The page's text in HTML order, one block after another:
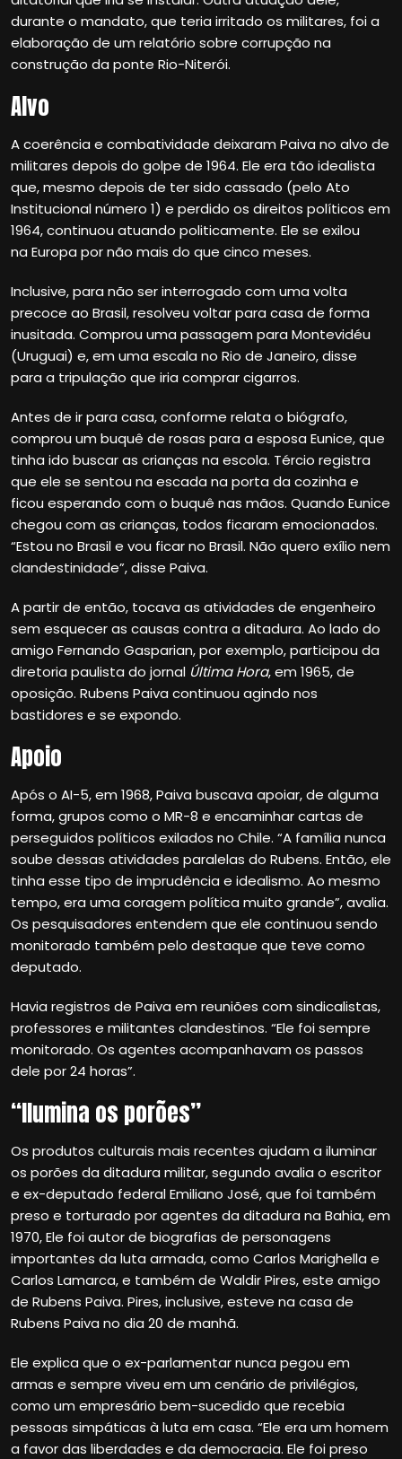
durante o mandato, que teria irritado os militares, foi a
elaboração de um relatório sobre corrupção na
construção da ponte Rio-Niterói.
Alvo
A coerência e combatividade deixaram Paiva no alvo de
militares depois do golpe de 1964. Ele era tão idealista
que, mesmo depois de ter sido cassado (pelo Ato
Institucional número 1) e perdido os direitos políticos em
1964, continuou atuando politicamente. Ele se exilou
na Europa por não mais do que cinco meses.
Inclusive, para não ser interrogado com uma volta
precoce ao Brasil, resolveu voltar para casa de forma
inusitada. Comprou uma passagem para Montevidéu
(Uruguai) e, em uma escala no Rio de Janeiro, disse
para a tripulação que iria comprar cigarros.
Antes de ir para casa, conforme relata o biógrafo,
comprou um buquê de rosas para a esposa Eunice, que
tinha ido buscar as crianças na escola. Tércio registra
que ele se sentou na escada na porta da cozinha e
ficou esperando com o buquê nas mãos. Quando Eunice
chegou com as crianças, todos ficaram emocionados.
“Estou no Brasil e vou ficar no Brasil. Não quero exílio nem
clandestinidade”, disse Paiva.
A partir de então, tocava as atividades de engenheiro
sem esquecer as causas contra a ditadura. Ao lado do
amigo Fernando Gasparian, por exemplo, participou da
diretoria paulista do jornal Última Hora, em 1965, de
oposição. Rubens Paiva continuou agindo nos
bastidores e se expondo.
Apoio
Após o AI-5, em 1968, Paiva buscava apoiar, de alguma
forma, grupos como o MR-8 e encaminhar cartas de
perseguidos políticos exilados no Chile. “A família nunca
soube dessas atividades paralelas do Rubens. Então, ele
tinha esse tipo de imprudência e idealismo. Ao mesmo
tempo, era uma coragem política muito grande”, avalia.
Os pesquisadores entendem que ele continuou sendo
monitorado também pelo destaque que teve como
deputado.
Havia registros de Paiva em reuniões com sindicalistas,
professores e militantes clandestinos. “Ele foi sempre
monitorado. Os agentes acompanhavam os passos
dele por 24 horas”.
“Ilumina os porões”
Os produtos culturais mais recentes ajudam a iluminar
os porões da ditadura militar, segundo avalia o escritor
e ex-deputado federal Emiliano José, que foi também
preso e torturado por agentes da ditadura na Bahia, em
1970, Ele foi autor de biografias de personagens
importantes da luta armada, como Carlos Marighella e
Carlos Lamarca, e também de Waldir Pires, este amigo
de Rubens Paiva. Pires, inclusive, esteve na casa de
Rubens Paiva no dia 20 de manhã.
Ele explica que o ex-parlamentar nunca pegou em
armas e sempre viveu em um cenário de privilégios,
como um empresário bem-sucedido que recebia
pessoas simpáticas à luta em casa. “Ele era um homem
a favor das liberdades e da democracia. Ele foi preso